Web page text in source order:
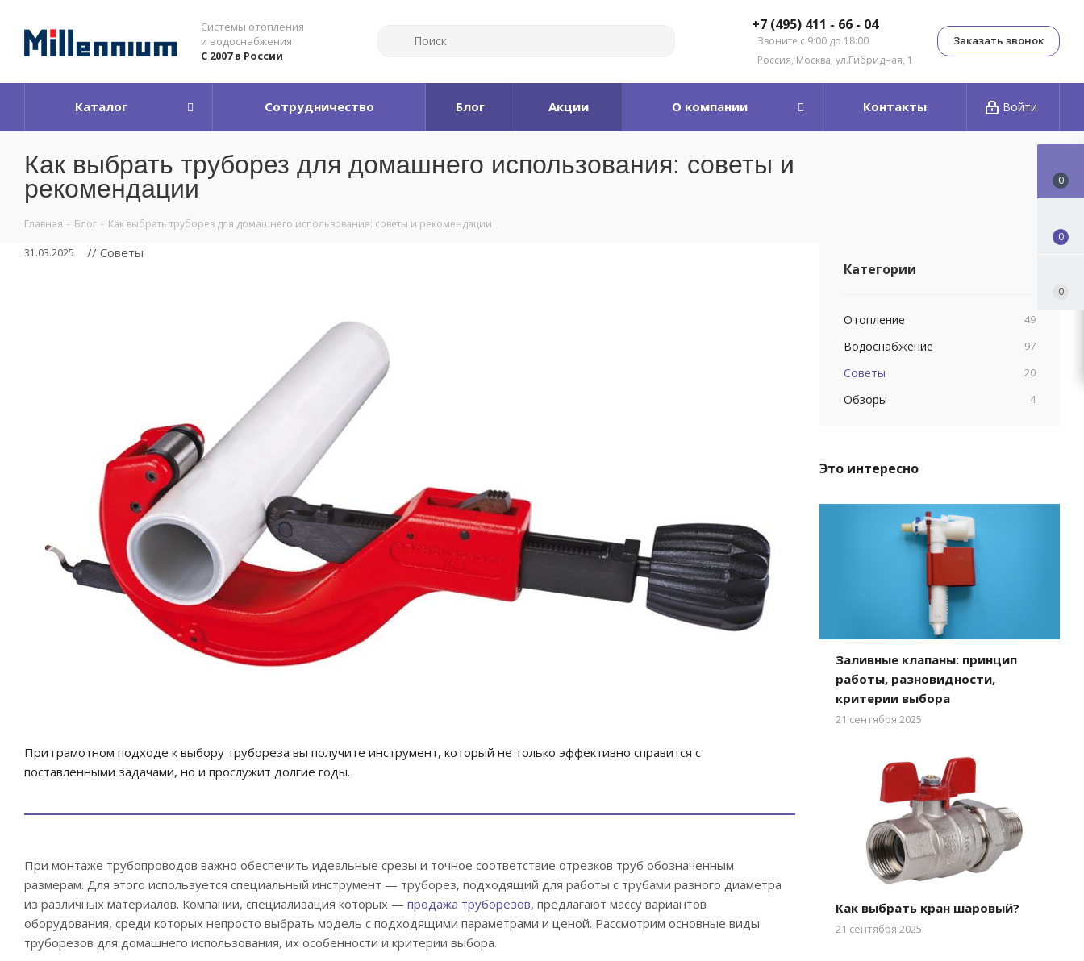
Системы отопления
и водоснабжения
С 2007 в России
+7 (495) 411 - 66 - 04
Звоните с 9:00 до 18:00
Россия, Москва, ул.Гибридная, 1
Заказать звонок
Войти
Каталог Сотрудничество Блог Акции О компании Контакты
Как выбрать труборез для домашнего использования: советы и
рекомендации
Главная - Блог - Как выбрать труборез для домашнего использования: советы и рекомендации
31.03.2025 // Советы
При грамотном подходе к выбору трубореза вы получите инструмент, который не только эффективно справится с
поставленными задачами, но и прослужит долгие годы.
При монтаже трубопроводов важно обеспечить идеальные срезы и точное соответствие отрезков труб обозначенным
размерам. Для этого используется специальный инструмент — труборез, подходящий для работы с трубами разного диаметра
из различных материалов. Компании, специализация которых — продажа труборезов, предлагают массу вариантов
оборудования, среди которых непросто выбрать модель с подходящими параметрами и ценой. Рассмотрим основные виды
труборезов для домашнего использования, их особенности и критерии выбора.
Категории
Отопление 49
Водоснабжение 97
Советы 20
Обзоры 4
Это интересно
Заливные клапаны: принцип
работы, разновидности,
критерии выбора
21 сентября 2025
Как выбрать кран шаровый?
21 сентября 2025
0
0
0